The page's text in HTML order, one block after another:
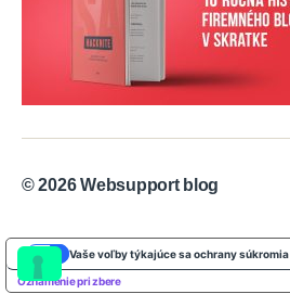
© 2026Websupport blog
Oznámenie pri zbere
Vaše voľby týkajúce sa ochrany súkromia